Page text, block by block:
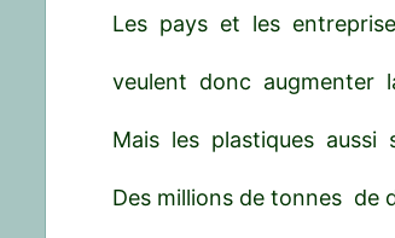
Les pays et les
veulent donc augmenter
Mais les plastiques
Des millions de tonnes